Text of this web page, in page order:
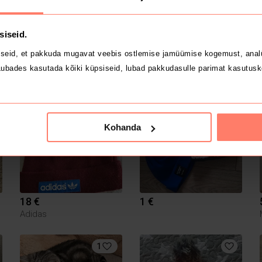
et pakkuda mugavat veebis ostlemise jamüümise kogemust,
kasutada kõiki küpsiseid, lubad pakkudasulle parimat
Kohanda
3 € 3 € 55,5
18 €
Adidas
1 €
1